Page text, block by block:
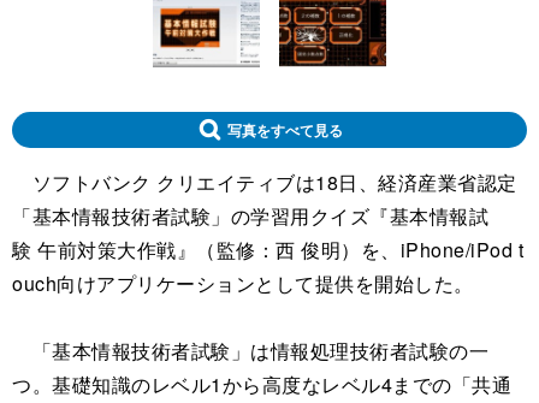
写真をすべて見る
ソフトバンク クリエイティブは18日、経済産業省認定
「基本情報技術者試験」の学習用クイズ『基本情報試
験 午前対策大作戦』（監修：西 俊明）を、iPhone/iPod t
ouch向けアプリケーションとして提供を開始した。
「基本情報技術者試験」は情報処理技術者試験の一
つ。基礎知識のレベル1から高度なレベル4までの「共通